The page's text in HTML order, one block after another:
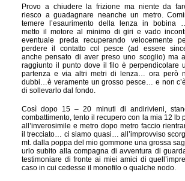
Provo a chiudere la frizione ma niente da
riesco a guadagnare neanche un metro.
temere l’esaurimento della lenza in bobina
metto il motore al minimo di giri e vado
eventuale preda recuperando velocemente
perdere il contatto col pesce (ad essere
anche pensato di aver preso uno scoglio) ma
raggiunto il punto dove il filo è perpendicolare
partenza e via altri metri di lenza… ora però
dubbi…è veramente un grosso pesce… e non
di sollevarlo dal fondo.
Così dopo 15 – 20 minuti di andirivieni,
combattimento, tento il recupero con la mia 12 lb
all’inverosimile e metro dopo metro faccio
il trecciato… ci siamo quasi… all’improvviso
mt. dalla poppa del mio gommone una grossa
urlo subito alla compagna di avventura di
testimoniare di fronte ai miei amici di
caso in cui cedesse il monofilo o qualche nodo.